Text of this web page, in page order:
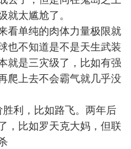
太尴尬了。
看单纯的肉体力量极限就
也不知道是不是天生武装
就是三灾级了，比如有强
爬上去不会霸气就几乎没
利，比如路飞。两年后
，比如罗天克大妈，但联